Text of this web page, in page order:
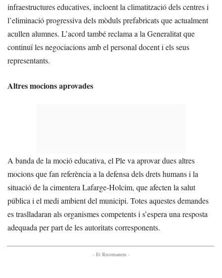
infraestructures educatives, incloent la climatització dels centres i
l’eliminació progressiva dels mòduls prefabricats que actualment
acullen alumnes. L’acord també reclama a la Generalitat que
continuï les negociacions amb el personal docent i els seus
representants.
Altres mocions aprovades
A banda de la moció educativa, el Ple va aprovar dues altres
mocions que fan referència a la defensa dels drets humans i la
situació de la cimentera Lafarge-Holcim, que afecten la salut
pública i el medi ambient del municipi. Totes aquestes demandes
es traslladaran als organismes competents i s’espera una resposta
adequada per part de les autoritats corresponents.
- Et Recomanem -